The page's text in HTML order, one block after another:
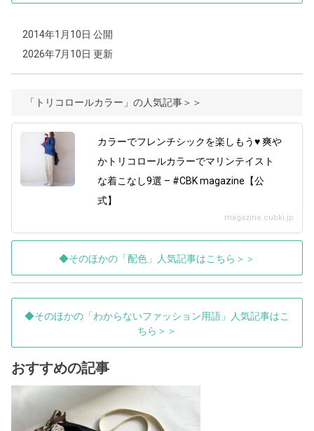
2014年1月10日 公開
2026年7月10日 更新
「トリコロールカラー」の人気記事＞＞
カラーでフレンチシックを楽しもう♥ 爽や
かトリコロールカラーでマリンテイスト
な着こなし9選 – #CBK magazine【公
式】
magazine.cubki.jp
◆そのほかの「配色」人気記事はこちら＞＞
◆そのほかの「わからないファッション用語」人気記事はこ
ちら＞＞
おすすめの記事